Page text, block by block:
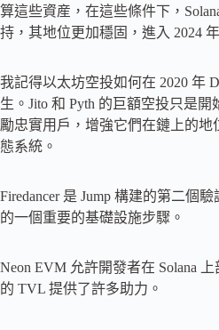
算這些資産，在這些條件下，
持，其地位更加穩固，進入 2024
我記得以太坊空投如何在 2020 年
生。Jito 和 Pyth 的巨額空投只是
勵忠實用戶，增強它們在鏈上的地
態系統。
Firedancer 是 Jump 構建的第二個
的一個重要的基礎設施步驟。
Neon EVM 允許開發者在 Solana
的 TVL 提供了許多助力。